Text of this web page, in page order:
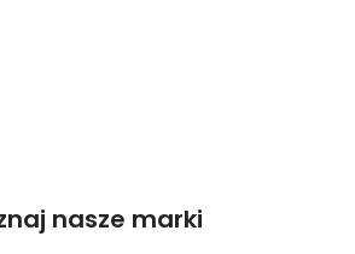
nasze marki